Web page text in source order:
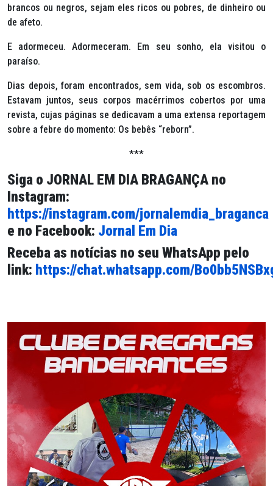
brancos ou negros, sejam eles ricos ou pobres, de dinheiro ou
de afeto.
E adormeceu. Adormeceram. Em seu sonho, ela visitou o
paraíso.
Dias depois, foram encontrados, sem vida, sob os escombros.
Estavam juntos, seus corpos macérrimos cobertos por uma
revista, cujas páginas se dedicavam a uma extensa reportagem
sobre a febre do momento: Os bebês “reborn”.
***
Siga o JORNAL EM DIA BRAGANÇA no
Instagram:
https://instagram.com/jornalemdia_braganca
e no Facebook: Jornal Em Dia
Receba as notícias no seu WhatsApp pelo
link: https://chat.whatsapp.com/